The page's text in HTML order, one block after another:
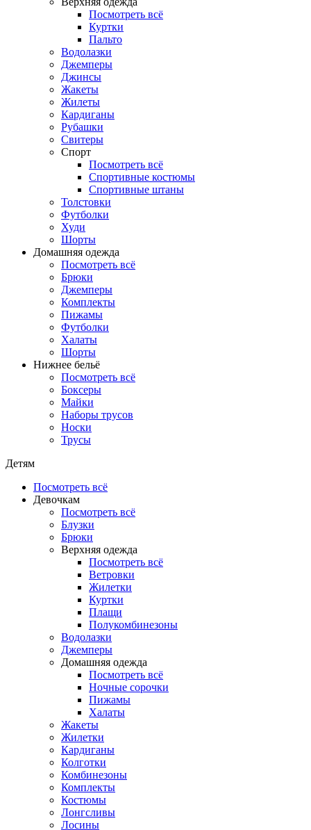
Посмотреть всё
Куртки
Пальто
Водолазки
Джемперы
Джинсы
Жакеты
Жилеты
Кардиганы
Рубашки
Свитеры
Спорт
Посмотреть всё
Спортивные костюмы
Спортивные штаны
Толстовки
Футболки
Худи
Шорты
Домашняя одежда
Посмотреть всё
Брюки
Джемперы
Комплекты
Пижамы
Футболки
Халаты
Шорты
Нижнее бельё
Посмотреть всё
Боксеры
Майки
Наборы трусов
Носки
Трусы
Детям
Посмотреть всё
Девочкам
Посмотреть всё
Блузки
Брюки
Верхняя одежда
Посмотреть всё
Ветровки
Жилетки
Куртки
Плащи
Полукомбинезоны
Водолазки
Джемперы
Домашняя одежда
Посмотреть всё
Ночные сорочки
Пижамы
Халаты
Жакеты
Жилетки
Кардиганы
Колготки
Комбинезоны
Комплекты
Костюмы
Лонгсливы
Лосины